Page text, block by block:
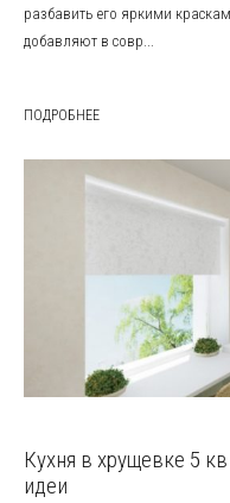
разбавить его яркими
добавляют в совр...
ПОДРОБНЕЕ
Кухня в хрущевке 5
идеи